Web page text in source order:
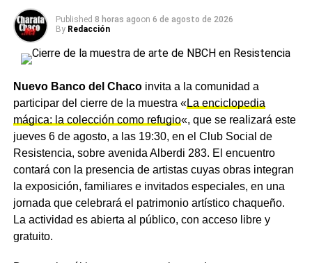
una extensión de 3.520 metros, que se conectará con la
nueva estación transformadora de alta tensión ya
construida, además de un tramo de línea subterránea de
En paralelo, se construirá una línea subterránea de media
tensión de 13,2 KV con cuatro salidas destinadas a
abastecer nuevos distribuidores y subestaciones,
fortaleciendo el suministro en distintos sectores de la
ciudad. En esta primera etapa, los trabajos están
centrados en el tendido de la línea aérea de media
tensión de 33 KV, mientras que posteriormente se
avanzará con la construcción de la estación
transformadora.
Published 8 horas agoon 6 de agosto de 2026
By Redacción
Nuevo Banco del Chacoinvita a la comunidad a
participar del cierre de la muestra «La enciclopedia
mágica: la colección como refugio«, que se realizará este
jueves 6 de agosto, a las 19:30, en el Club Social de
Resistencia, sobre avenida Alberdi 283. El encuentro
contará con la presencia de artistas cuyas obras integran
la exposición, familiares e invitados especiales, en una
jornada que celebrará el patrimonio artístico chaqueño.
La actividad es abierta al público, con acceso libre y
gratuito.